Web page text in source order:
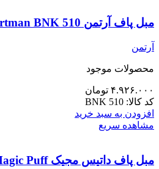
مبل پاف آرتمن Artman BNK 510
آرتمن
محصولات موجود
۴.۹۲۶.۰۰۰ تومان
کد کالا: BNK 510
افزودن به سبد خرید
مشاهده سریع
مبل پاف داتیس مجیک Datis Magic Puff